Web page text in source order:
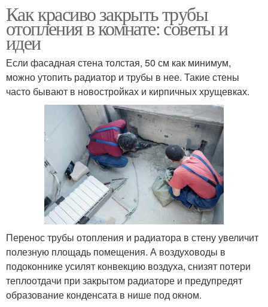
Как красиво закрыть трубы
отопления в комнате: советы и
идеи
Если фасадная стена толстая, 50 см как минимум,
можно утопить радиатор и трубы в нее. Такие стены
часто бывают в новостройках и кирпичных хрущевках.
Перенос трубы отопления и радиатора в стену увеличит
полезную площадь помещения. А воздуховоды в
подоконнике усилят конвекцию воздуха, снизят потери
теплоотдачи при закрытом радиаторе и предупредят
образование конденсата в нише под окном.